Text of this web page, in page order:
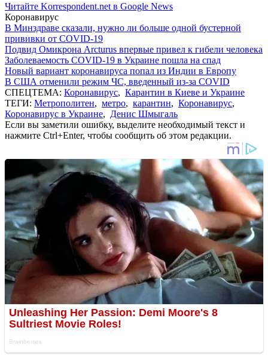
Читайте Korrespondent.net в Google News
Коронавирус
В Минздраве сказали, нужно ли больше одной бустерной
прививки от COVID-19
Подвид Омикрона Arcturus впервые привел к гибели человека
Заболеваемость COVID-19 в Украине пошла на спад
Новый вариант коронавируса попал из Индии в Европу
В США отменили режим ЧС, введенный из-за COVID
СПЕЦТЕМА: Коронавирус, Карантин в Киеве и Украине
ТЕГИ: Метрополитен, метро, карантин, Коронавирус,
Коронавирус в Украине, Денис Шмыгаль
Если вы заметили ошибку, выделите необходимый текст и
нажмите Ctrl+Enter, чтобы сообщить об этом редакции.